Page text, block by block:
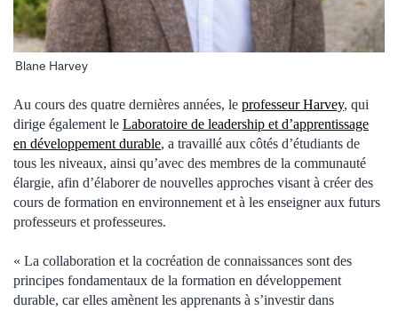
Blane Harvey
Au cours des quatre dernières années, le professeur Harvey, qui
dirige également le Laboratoire de leadership et d’apprentissage
en développement durable, a travaillé aux côtés d’étudiants de
tous les niveaux, ainsi qu’avec des membres de la communauté
élargie, afin d’élaborer de nouvelles approches visant à créer des
cours de formation en environnement et à les enseigner aux futurs
professeurs et professeures.
« La collaboration et la cocréation de connaissances sont des
principes fondamentaux de la formation en développement
durable, car elles amènent les apprenants à s’investir dans